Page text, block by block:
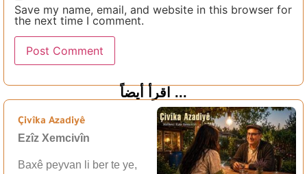
Save my name, email, and website in this browser for
the next time I comment.
اقرأ أيضاً ...
Çivîka Azadiyê
Ezîz Xemcivîn
Baxê peyvan li ber te ye,